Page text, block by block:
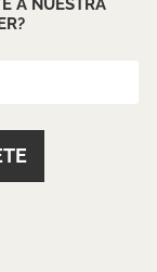
A NUESTRA